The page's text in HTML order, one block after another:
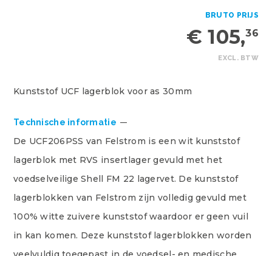
BRUTO PRIJS
EXCL. BTW
€ 105,36
Kunststof UCF lagerblok voor as 30mm
Technische informatie
De UCF206PSS van Felstrom is een wit kunststof
lagerblok met RVS insertlager gevuld met het
voedselveilige Shell FM 22 lagervet. De kunststof
lagerblokken van Felstrom zijn volledig gevuld met
100% witte zuivere kunststof waardoor er geen vuil
in kan komen. Deze kunststof lagerblokken worden